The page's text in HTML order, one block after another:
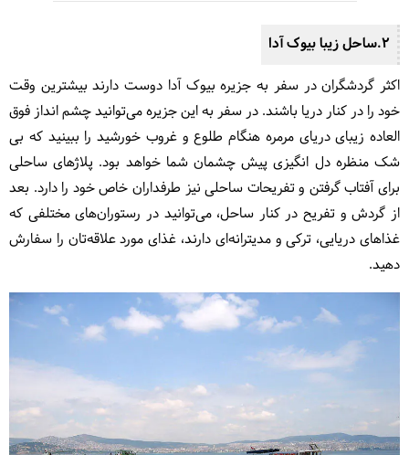
2.ساحل زیبا بیوک آدا
اکثر گردشگران در سفر به جزیره بیوک آدا دوست دارند بیشترین وقت
خود را در کنار دریا باشند. در سفر به این جزیره می‌توانید چشم انداز فوق
العاده زیبای دریای مرمره هنگام طلوع و غروب خورشید را ببینید که بی
شک منظره دل انگیزی پیش چشمان شما خواهد بود. پلاژهای ساحلی
برای آفتاب گرفتن و تفریحات ساحلی نیز طرفداران خاص خود را دارد. بعد
از گردش و تفریح در کنار ساحل، می‌توانید در رستوران‌های مختلفی که
غذاهای دریایی، ترکی و مدیترانه‌ای دارند، غذای مورد علاقه‌تان را سفارش
دهید.